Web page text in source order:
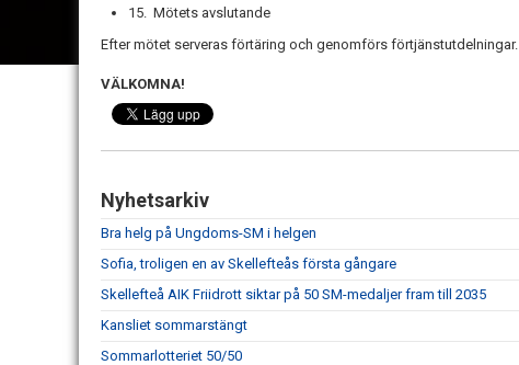
15. Mötets avslutande
Efter mötet serveras förtäring och genomförs förtjänstutdelningar.
VÄLKOMNA!
Nyhetsarkiv
Bra helg på Ungdoms-SM i helgen
Sofia, troligen en av Skellefteås första gångare
Skellefteå AIK Friidrott siktar på 50 SM-medaljer fram till 2035
Kansliet sommarstängt
Sommarlotteriet 50/50